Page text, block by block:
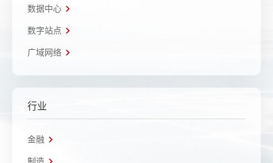
数据中心
数字站点
广域网络
行业
金融